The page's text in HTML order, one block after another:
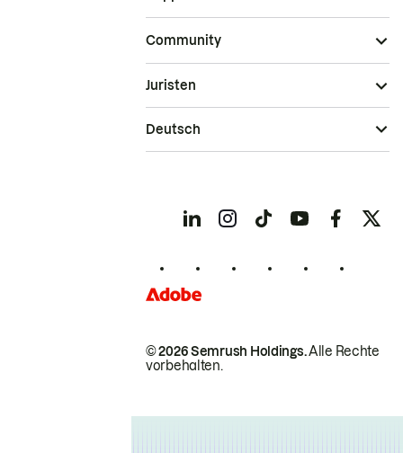
Community
© 2026 Semrush Holdings.Alle Rechte
vorbehalten.
Juristen
Deutsch